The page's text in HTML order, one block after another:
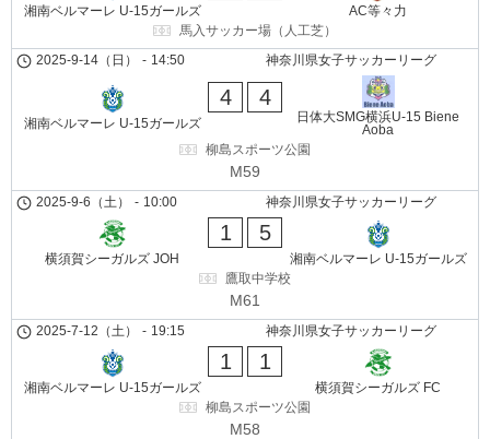
湘南ベルマーレ U-15ガールズ
AC等々力
馬入サッカー場（人工芝）
神奈川県女子サッカーリーグ
2025-9-14（日） - 14:50
湘南ベルマーレ U-15ガールズ
4 4
日体大SMG横浜U-15 Biene
Aoba
柳島スポーツ公園
M59
神奈川県女子サッカーリーグ
2025-9-6（土） - 10:00
横須賀シーガルズ JOH
1 5
湘南ベルマーレ U-15ガールズ
鷹取中学校
M61
神奈川県女子サッカーリーグ
2025-7-12（土） - 19:15
湘南ベルマーレ U-15ガールズ
1 1
横須賀シーガルズ FC
柳島スポーツ公園
M58